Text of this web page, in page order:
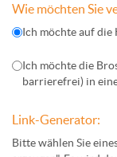
Wie möchten Sie
Ich möchte auf
Ich möchte die
barrierefrei) in
Link-Generator:
Bitte wählen Sie